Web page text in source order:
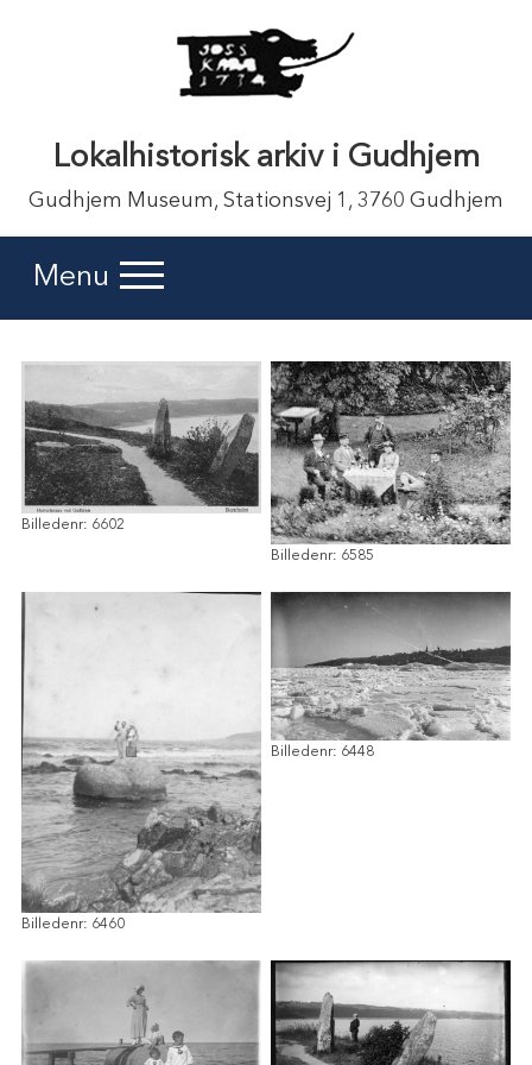
Lokalhistorisk arkiv i Gudhjem
Gudhjem Museum, Stationsvej 1, 3760 Gudhjem
Menu
Billedenr: 6602
Billedenr: 6585
Billedenr: 6460
Billedenr: 6448